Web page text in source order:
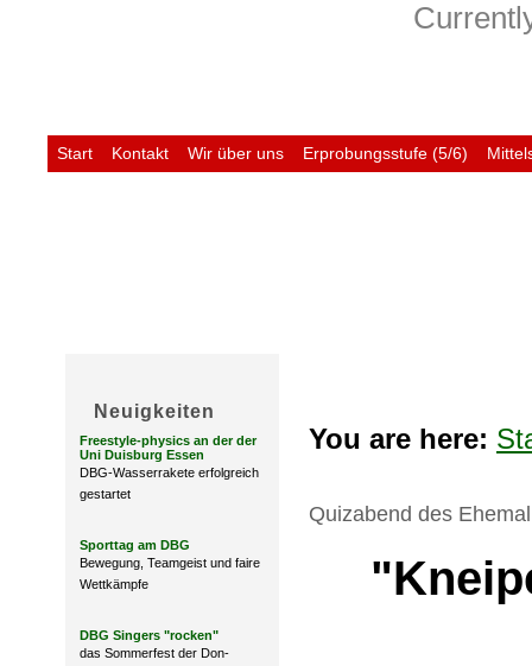
Start Kontakt Wir über uns Erprobungsstufe (5/6)
Neuigkeiten
Freestyle-physics an der der
Uni Duisburg Essen
DBG-Wasserrakete erfolgreich
gestartet
Sporttag am DBG
Bewegung, Teamgeist und faire
Wettkämpfe
DBG Singers "rocken"
das Sommerfest der Don-
You are here:
Quizabend des